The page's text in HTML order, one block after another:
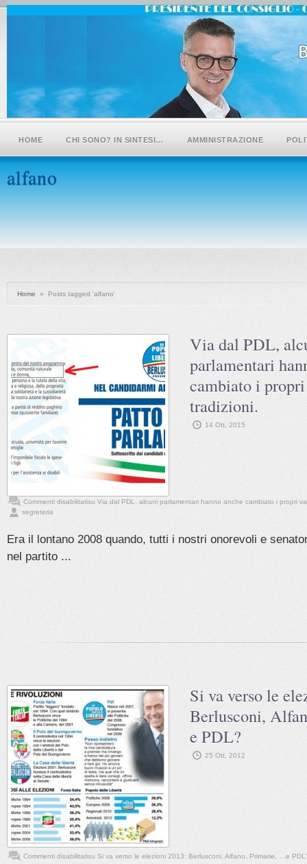
HOME CHI SONO? IN SINTESI… AMMINISTRAZIONE
alfano
Home » Posts tagged 'alfano'
Via dal PDL,
parlamentari
cambiato i
tradizioni.
14 Ott, 2015
Commenti disabilitatisu Via dal PDL, alcuni parlamentari hanno anche cambiato i propri
segreteria
Era il lontano 2008 quando, tutti i nostri onorevoli e
nel partito ...
Si va verso le
Berlusconi,
e PDL?
25 Ott, 2012
Commenti disabilitatisu Si va verso le elezioni 2013: Berlusconi, Alfano, Primarie, …e